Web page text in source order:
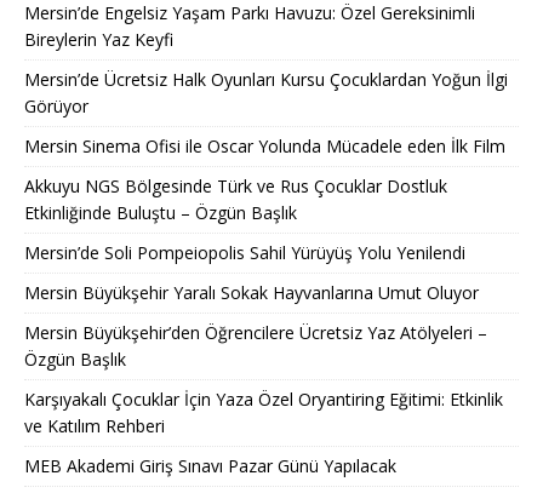
Mersin’de Engelsiz Yaşam Parkı Havuzu: Özel Gereksinimli
Bireylerin Yaz Keyfi
Mersin’de Ücretsiz Halk Oyunları Kursu Çocuklardan Yoğun İlgi
Görüyor
Mersin Sinema Ofisi ile Oscar Yolunda Mücadele eden İlk Film
Akkuyu NGS Bölgesinde Türk ve Rus Çocuklar Dostluk
Etkinliğinde Buluştu – Özgün Başlık
Mersin’de Soli Pompeiopolis Sahil Yürüyüş Yolu Yenilendi
Mersin Büyükşehir Yaralı Sokak Hayvanlarına Umut Oluyor
Mersin Büyükşehir’den Öğrencilere Ücretsiz Yaz Atölyeleri –
Özgün Başlık
Karşıyakalı Çocuklar İçin Yaza Özel Oryantiring Eğitimi: Etkinlik
ve Katılım Rehberi
MEB Akademi Giriş Sınavı Pazar Günü Yapılacak